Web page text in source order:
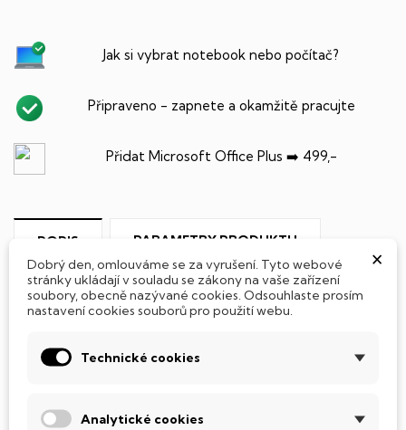
Jak si vybrat notebook nebo počítač?
Připraveno - zapnete a okamžitě pracujte
Přidat Microsoft Office Plus ➡️ 499,-
POPIS PARAMETRY PRODUKTU
SSD Disk
Tento notebook je vybavenSSD(Solid State Drive)
(Hard Disk Drive) disků nedisponuje žádnými pohyblivými
soustavy je tento disk mnohem
a především nabízí
×
Dobrý den, omlouváme se za vyrušení. Tyto webové
stránky ukládají v souladu se zákony na vaše zařízení
soubory, obecně nazývané cookies. Odsouhlaste prosím
nastavení cookies souborů pro použití webu.
Technické cookies
Analytické cookies